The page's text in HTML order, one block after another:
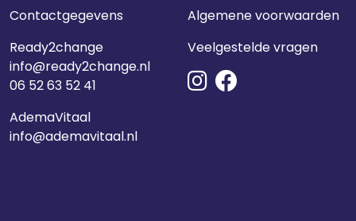
Contactgegevens
Ready2change
info@ready2change.nl
06 52 63 52 41
AdemaVitaal
info@ademavitaal.nl
Algemene voorwaarden
Veelgestelde vragen